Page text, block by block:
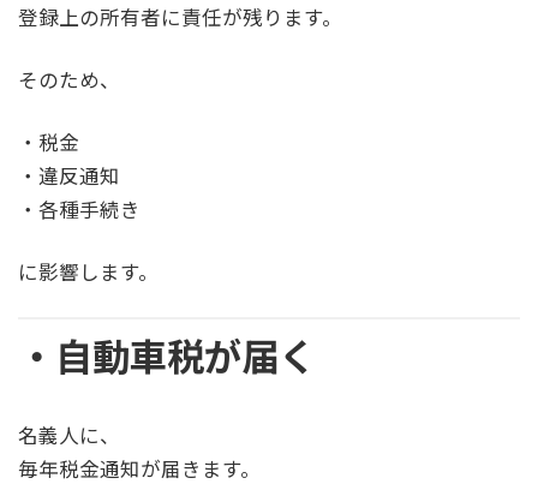
登録上の所有者に責任が残ります。
そのため、
・税金
・違反通知
・各種手続き
に影響します。
・自動車税が届く
名義人に、
毎年税金通知が届きます。